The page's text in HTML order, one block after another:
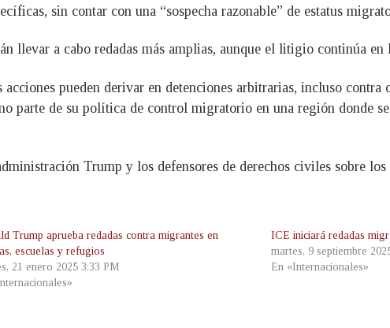
sin contar con una “sospecha razonable” de estatus
llevar a cabo redadas más amplias, aunque el litigio continúa
pueden derivar en detenciones arbitrarias, incluso contra
parte de su política de control migratorio en una región donde
Trump y los defensores de derechos civiles sobre
Trump aprueba redadas contra migrantes en
escuelas y refugios
21 enero 2025 3:33 PM
ICE iniciará redadas
martes, 9 septiembre
En «Internacionales»